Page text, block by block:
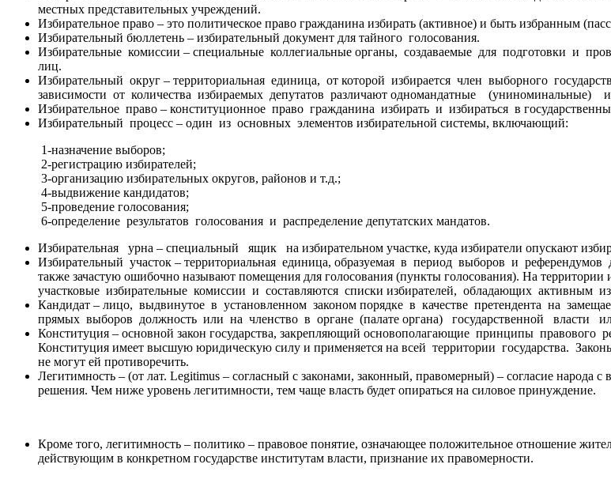
местных представительных учреждений.
Избирательное право – это политическое право гражданина избирать (активное) и быть избранным
Избирательный бюллетень – избирательный документ для тайного голосования.
Избирательные комиссии – специальные коллегиальные органы, создаваемые для подготовки и
лиц.
Избирательный округ – территориальная единица, от которой избирается член выборного
зависимости от количества избираемых депутатов различают одномандатные (униноминальные)
Избирательное право – конституционное право гражданина избирать и избираться в
Избирательный процесс – один из основных элементов избирательной системы, включающий:
1-назначение выборов;
2-регистрацию избирателей;
3-организацию избирательных округов, районов и т.д.;
4-выдвижение кандидатов;
5-проведение голосования;
6-определение результатов голосования и распределение депутатских мандатов.
Избирательная урна – специальный ящик на избирательном участке, куда избиратели опускают
Избирательный участок – территориальная единица, образуемая в период выборов и референдумов
также зачастую ошибочно называют помещения для голосования (пункты голосования). На территории
участковые избирательные комиссии и составляются списки избирателей, обладающих активным
Кандидат – лицо, выдвинутое в установленном законом порядке в качестве претендента на
прямых выборов должность или на членство в органе (палате органа) государственной власти
Конституция – основной закон государства, закрепляющий основополагающие принципы правового
Конституция имеет высшую юридическую силу и применяется на всей территории государства.
не могут ей противоречить.
Легитимность – (от лат. Legitimus – согласный с законами, законный, правомерный) – согласие народа
решения. Чем ниже уровень легитимности, тем чаще власть будет опираться на силовое принуждение.
Кроме того, легитимность – политико – правовое понятие, означающее положительное отношение
действующим в конкретном государстве институтам власти, признание их правомерности.